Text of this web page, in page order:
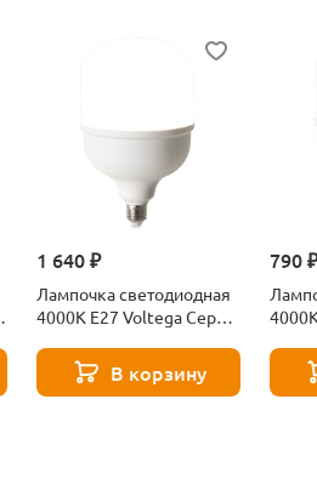
1 640 ₽
Лампочка светодиодная
4000К Е27 Voltega Серия
В корзину
790